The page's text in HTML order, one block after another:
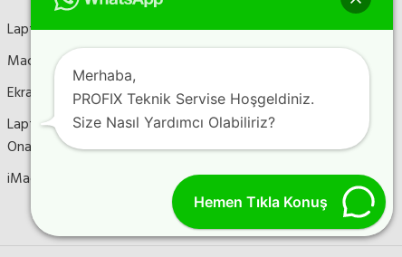
Laptop Onarım
Macbook Onarım
Ekran Kartı Onarım
Laptop Anakart
Onarım
iMac Onarım
Bizi sosyal medyada
takip edin
Instagram
Facebook
YouTube
Hemen Tıkla Konuş
Merhaba,
PROFIX Teknik Servise Hoşgeldiniz.
Size Nasıl Yardımcı Olabiliriz?